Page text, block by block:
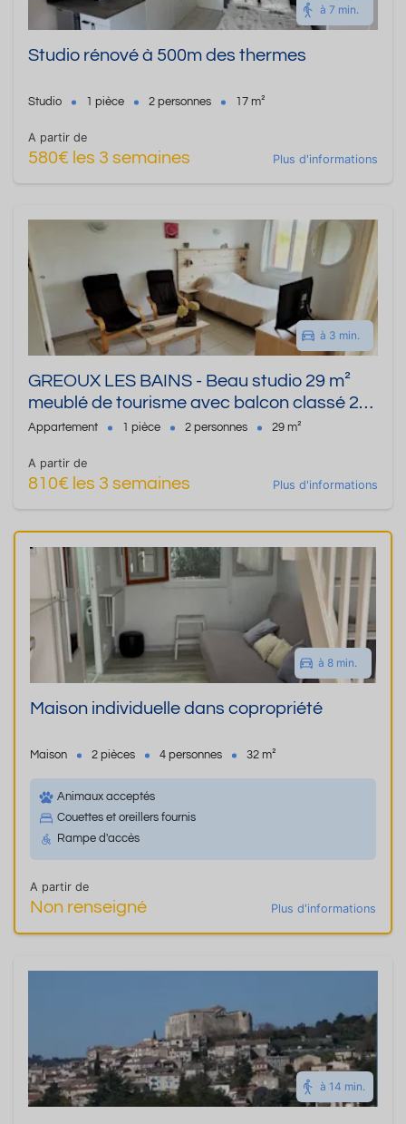
à 7 min.
Studio rénové à 500m des thermes
Studio 1 pièce 2 personnes 17 m²
A partir de
580€ les 3 semaines Plus d'informations
à 3 min.
GREOUX LES BAINS - Beau studio 29 m²
meublé de tourisme avec balcon classé 2
étoiles - LE CLOS DES OLIVIERS -
Appartement 1 pièce 2 personnes 29 m²
A partir de
810€ les 3 semaines Plus d'informations
à 8 min.
Maison individuelle dans copropriété
Maison 2 pièces 4 personnes 32 m²
Animaux acceptés
Couettes et oreillers fournis
Rampe d'accès
A partir de
Non renseigné Plus d'informations
à 14 min.